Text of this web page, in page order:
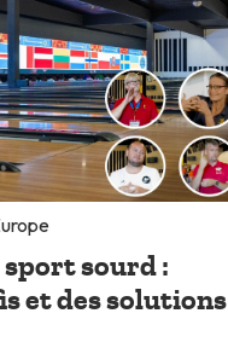
sport sourd :
et des solutions